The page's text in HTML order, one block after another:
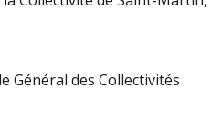
des Collectivités